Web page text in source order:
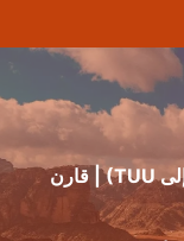
حجز طيران من ميلان إلى تبوك (BGY إلى TUU) | قارن